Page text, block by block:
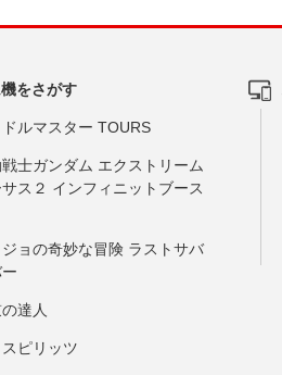
をさがす
ルマスター TOURS
士ガンダム エクストリーム
ス２ インフィニットブース
ョの奇妙な冒険 ラストサバ
達人
ピリッツ